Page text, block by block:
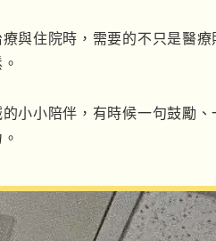
與住院時，需要的不只是醫
小小陪伴，有時候一句鼓勵